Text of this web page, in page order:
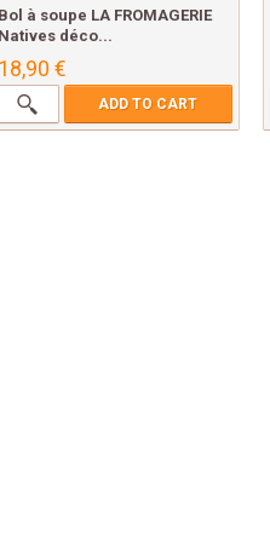
Bol à soupe LA FROMAGERIE
Natives déco...
18,90 €
ADD TO CART